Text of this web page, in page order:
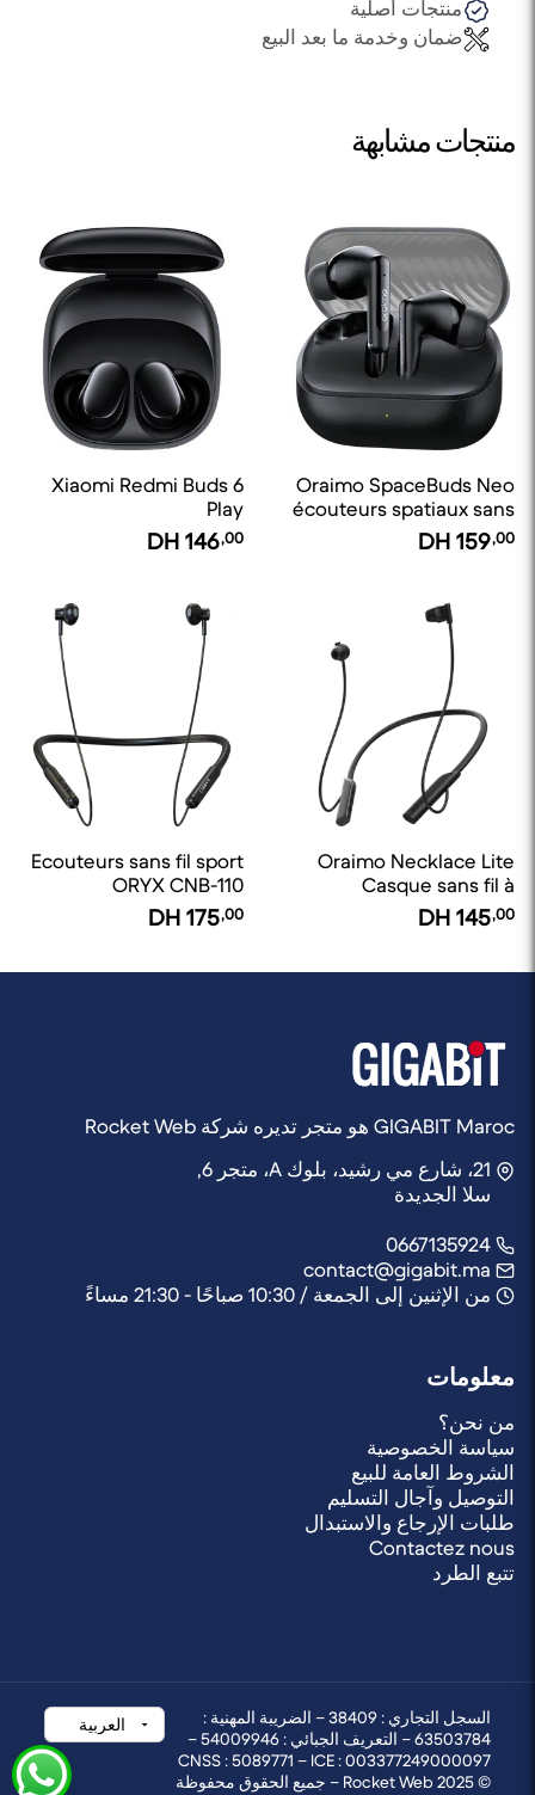
منتجات أصلية
ضمان وخدمة ما بعد البيع
منتجات مشابهة
Oraimo SpaceBuds Neo
écouteurs spatiaux sans
fil
159,00
Xiaomi Redmi Buds 6
Play
146,00
Oraimo Necklace Lite
Casque sans fil à
vibration d'appel
145,00
Ecouteurs sans fil sport
ORYX CNB-110
175,00
GIGABIT Maroc هو متجر تديره شركة Rocket Web
21، شارع مي رشيد، بلوك A، متجر 6,
سلا الجديدة
من الإثنين إلى الجمعة / 10:30 صباحًا - 21:30 مساءً
معلومات
من نحن؟
سياسة الخصوصية
الشروط العامة للبيع
التوصيل وآجال التسليم
طلبات الإرجاع والاستبدال
Contactez nous
تتبع الطرد
السجل التجاري : 38409 – الضريبة المهنية :
63503784 – التعريف الجبائي : 54009946 –
CNSS : 5089771 – ICE : 003377249000097
© 2025 Rocket Web – جميع الحقوق محفوظة